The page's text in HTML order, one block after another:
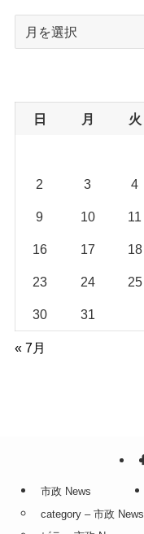
ブ
日 月 火
2 3 4
9 10 11
16 17 18
23 24 25
30 31
« 7月
市政 News
category – 市政 News